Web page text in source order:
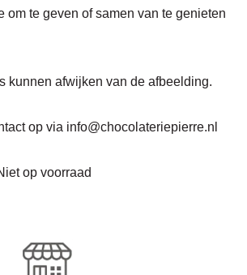
om te geven of samen van te genieten
kunnen afwijken van de afbeelding.
op via info@chocolateriepierre.nl
op voorraad